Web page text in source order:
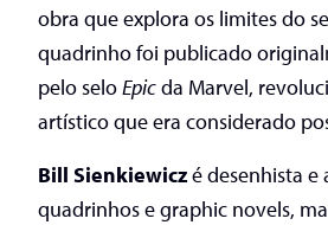
obra que explora os limites do
quadrinho foi publicado
pelo seloEpicda Marvel,
artístico que era considerado
Bill Sienkiewiczé desenhista e
quadrinhos egraphic novels,